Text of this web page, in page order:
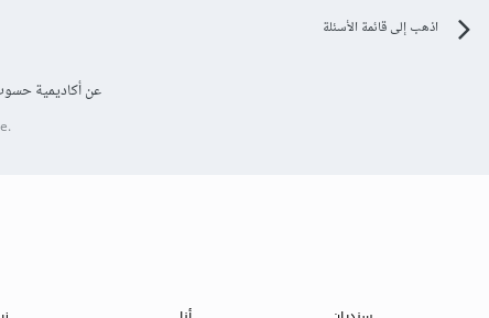
اذهب إلى قائمة الأسئلة
عن أكاديمية